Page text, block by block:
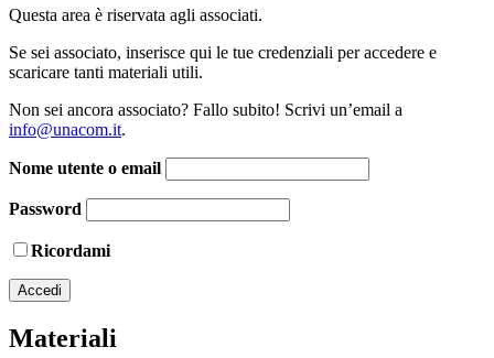
Questa area è riservata agli associati.
Se sei associato, inserisce qui le tue credenziali per accedere e
scaricare tanti materiali utili.
Non sei ancora associato? Fallo subito! Scrivi un’email a
info@unacom.it.
Nome utente o email
Password
Ricordami
Materiali